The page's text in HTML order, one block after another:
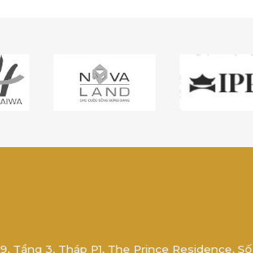
Tầng 3, Tháp P1, The Prince Residence, Số